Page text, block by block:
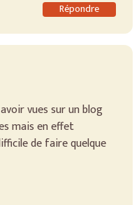
Répondre
vues sur un blog
mais en effet
de faire quelque